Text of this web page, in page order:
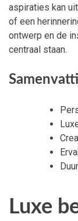
aspiraties kan
of een
ontwerp en de
centraal staan.
Luxe